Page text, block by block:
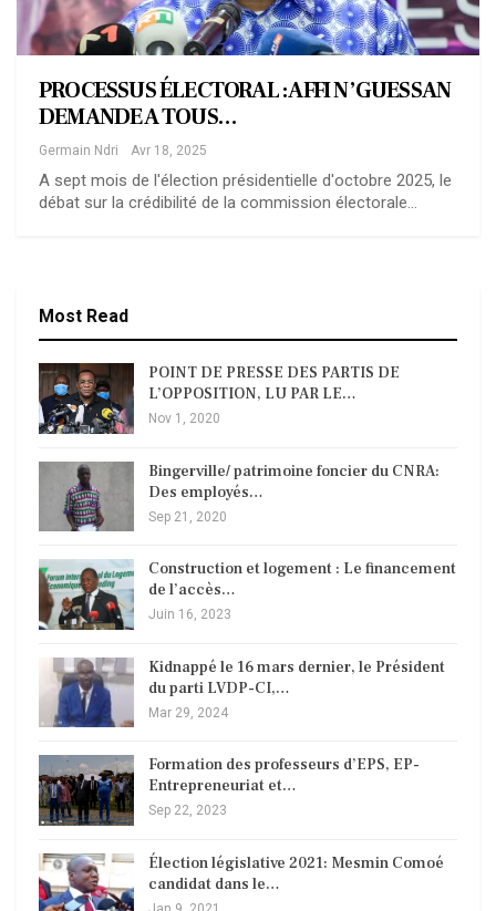
PROCESSUS ÉLECTORAL : AFFI N’GUESSAN
DEMANDE A TOUS…
Germain Ndri Avr 18, 2025
A sept mois de l'élection présidentielle d'octobre 2025, le
débat sur la crédibilité de la commission électorale…
Most Read
POINT DE PRESSE DES PARTIS DE
L’OPPOSITION, LU PAR LE…
Nov 1, 2020
Bingerville/ patrimoine foncier du CNRA:
Des employés…
Sep 21, 2020
Construction et logement : Le financement
de l’accès…
Juin 16, 2023
Kidnappé le 16 mars dernier, le Président
du parti LVDP-CI,…
Mar 29, 2024
Formation des professeurs d’EPS, EP-
Entrepreneuriat et…
Sep 22, 2023
Élection législative 2021: Mesmin Comoé
candidat dans le…